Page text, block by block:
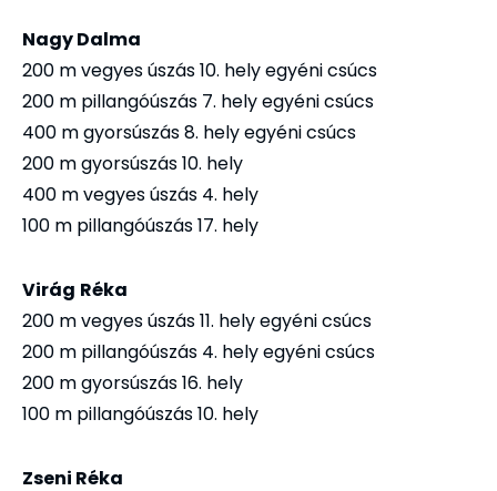
Nagy Dalma
200 m vegyes úszás 10. hely egyéni csúcs
200 m pillangóúszás 7. hely egyéni csúcs
400 m gyorsúszás 8. hely egyéni csúcs
200 m gyorsúszás 10. hely
400 m vegyes úszás 4. hely
100 m pillangóúszás 17. hely
Virág Réka
200 m vegyes úszás 11. hely egyéni csúcs
200 m pillangóúszás 4. hely egyéni csúcs
200 m gyorsúszás 16. hely
100 m pillangóúszás 10. hely
Zseni Réka